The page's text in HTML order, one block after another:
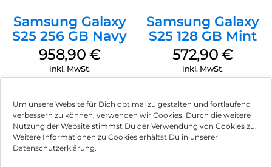
Um unsere Website für Dich optimal zu gestalten und fortlaufend
verbessern zu können, verwenden wir Cookies. Durch die weitere
Nutzung der Website stimmst Du der Verwendung von Cookies zu.
Weitere Informationen zu Cookies erhältst Du in unserer
Datenschutzerklärung.
Samsung Galaxy
S25 256 GB Navy
958,90 €
inkl. MwSt.
Samsung Galaxy
S25 128 GB Mint
572,90 €
inkl. MwSt.
Samsung Galaxy
S25 128 GB
Icyblue
898,90€
inkl. MwSt.
Doro Leva L10
Graphite
110,90€